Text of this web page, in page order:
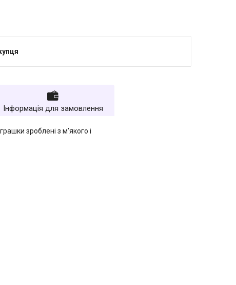
Інформація для замовлення
зроблені з м'якого і